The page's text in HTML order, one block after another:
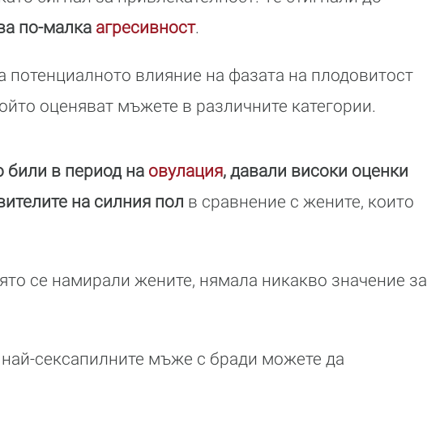
по-малка агресивност.
влияние на фазата на плодовитост
оценяват мъжете в различните категории.
били в период на овулация, давали високи оценки
на силния пол в сравнение с жените, които
се намирали жените, нямала никакво значение за
сексапилните мъже с бради можете да